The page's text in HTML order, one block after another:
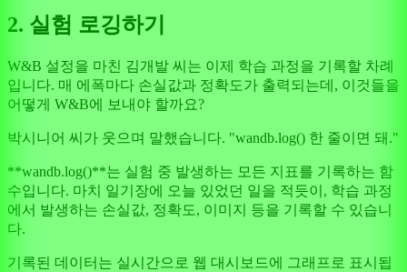
2. 실험 로깅하기
W&B 설정을 마친 김개발 씨는 이제 학습 과정을 기록할 차례
입니다. 매 에폭마다 손실값과 정확도가 출력되는데, 이것들을
어떻게 W&B에 보내야 할까요?
박시니어 씨가 웃으며 말했습니다. "wandb.log() 한 줄이면 돼."
**wandb.log()**는 실험 중 발생하는 모든 지표를 기록하는 함
수입니다. 마치 일기장에 오늘 있었던 일을 적듯이, 학습 과정
에서 발생하는 손실값, 정확도, 이미지 등을 기록할 수 있습니
다.
기록된 데이터는 실시간으로 웹 대시보드에 그래프로 표시됩